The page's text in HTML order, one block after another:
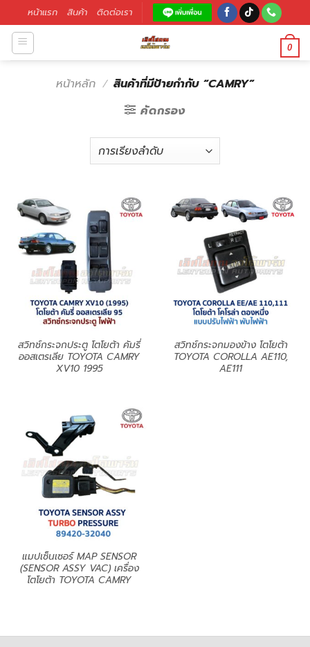
หน้าแรก สินค้า ติดต่อเรา
0
หน้าหลัก / สินค้าที่มีป้ายกำกับ “CAMRY”
คัดกรอง
สวิทช์กระจกประตู โตโยต้า คัมรี่
ออสเตรเลีย TOYOTA CAMRY
XV10 1995
สวิทช์กระจกมองข้าง โตโยต้า
TOYOTA COROLLA AE110,
AE111
แมปเซ็นเซอร์ MAP SENSOR
(SENSOR ASSY VAC) เครื่อง
โตโยต้า TOYOTA CAMRY